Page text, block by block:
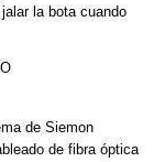
la bota cuando
de Siemon
de fibra óptica